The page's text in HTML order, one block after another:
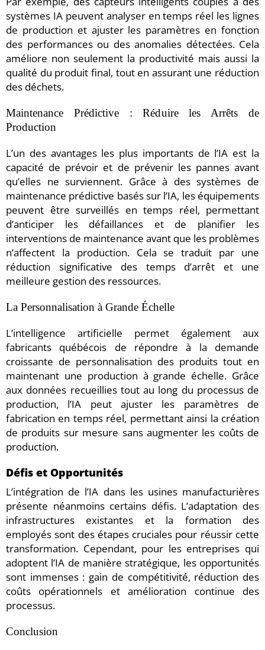
systèmes IA peuvent analyser en temps réel les lignes
de production et ajuster les paramètres en fonction
des performances ou des anomalies détectées. Cela
améliore non seulement la productivité mais aussi la
qualité du produit final, tout en assurant une réduction
des déchets.
Maintenance Prédictive : Réduire les Arrêts de
Production
L’un des avantages les plus importants de l’IA est la
capacité de prévoir et de prévenir les pannes avant
qu’elles ne surviennent. Grâce à des systèmes de
maintenance prédictive basés sur l’IA, les équipements
peuvent être surveillés en temps réel, permettant
d’anticiper les défaillances et de planifier les
interventions de maintenance avant que les problèmes
n’affectent la production. Cela se traduit par une
réduction significative des temps d’arrêt et une
meilleure gestion des ressources.
La Personnalisation à Grande Échelle
L’intelligence artificielle permet également aux
fabricants québécois de répondre à la demande
croissante de personnalisation des produits tout en
maintenant une production à grande échelle. Grâce
aux données recueillies tout au long du processus de
production, l’IA peut ajuster les paramètres de
fabrication en temps réel, permettant ainsi la création
de produits sur mesure sans augmenter les coûts de
production.
Défis et Opportunités
L’intégration de l’IA dans les usines manufacturières
présente néanmoins certains défis. L’adaptation des
infrastructures existantes et la formation des
employés sont des étapes cruciales pour réussir cette
transformation. Cependant, pour les entreprises qui
adoptent l’IA de manière stratégique, les opportunités
sont immenses : gain de compétitivité, réduction des
coûts opérationnels et amélioration continue des
processus.
Conclusion